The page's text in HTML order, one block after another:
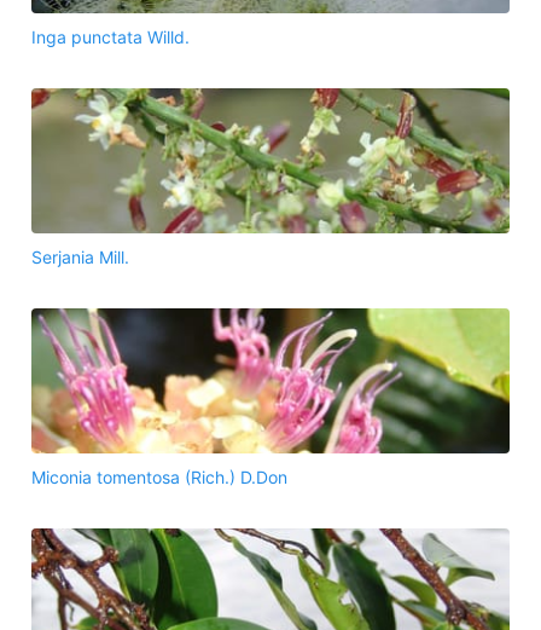
Inga punctata Willd.
Serjania Mill.
Miconia tomentosa (Rich.) D.Don